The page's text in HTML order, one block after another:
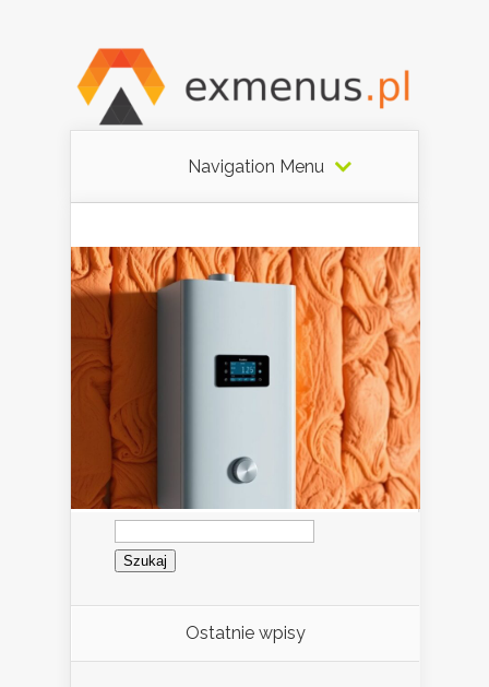
Navigation Menu
Szukaj:
Ostatnie wpisy